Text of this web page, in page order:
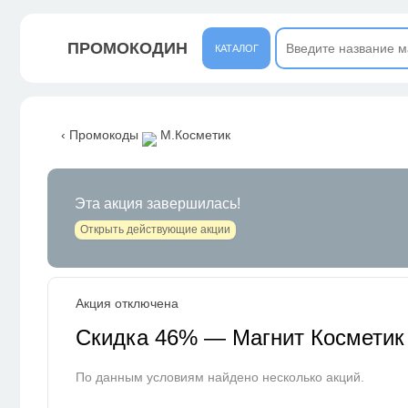
ПРОМОКОДИН КАТАЛОГ
‹ Промокоды М.Косметик
Эта акция завершилась!
Открыть действующие акции
Акция отключена
Скидка 46% — Магнит Косметик
По данным условиям найдено несколько акций.